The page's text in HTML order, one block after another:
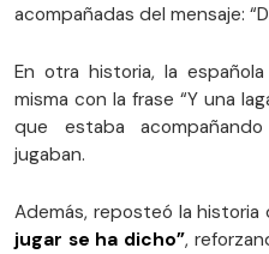
acompañadas del mensaje:
En otra historia, la
misma con la frase “Y una
que estaba
jugaban.
Además, reposteó la
jugar se ha dicho”,